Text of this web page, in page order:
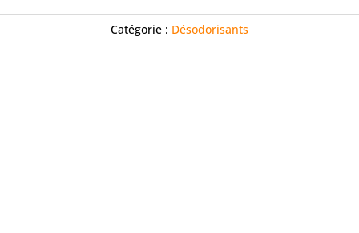
Catégorie : Désodorisants